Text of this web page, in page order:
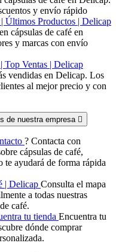
y envío rápido
Últimos Productos | Delicap
cápsulas de café en
y marcas con envío
Top Ventas | Delicap
vendidas en Delicap. Los
al mejor precio y con
de nuestra empresa 
? Contacta con
cápsulas de café,
te ayudará de forma rápida
| Delicap Consulta el mapa
a todas nuestras
café.
tu tienda Encuentra tu
dónde comprar